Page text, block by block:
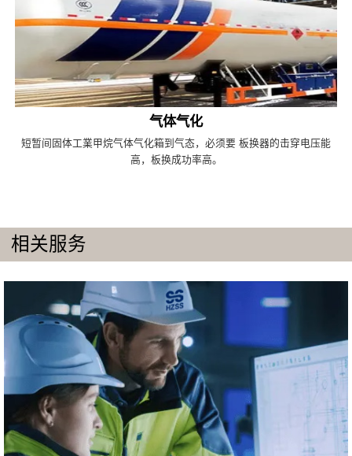
气体气化
短暂间固体工業甲烷气体气化箱到气态，必须要 板换器的击穿电压能
高，板换成功率高。
相关服务